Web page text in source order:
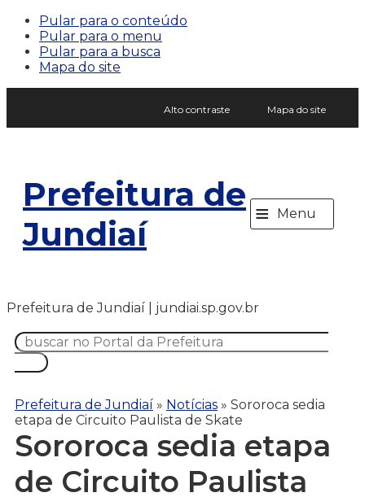
Pular para o conteúdo
Pular para o menu
Pular para a busca
Mapa do site
Alto contraste Mapa do site
Prefeitura de
Jundiaí
≡ Menu
Prefeitura de Jundiaí | jundiai.sp.gov.br
Prefeitura de Jundiaí » Notícias » Sororoca sedia
etapa de Circuito Paulista de Skate
Sororoca sedia etapa
de Circuito Paulista